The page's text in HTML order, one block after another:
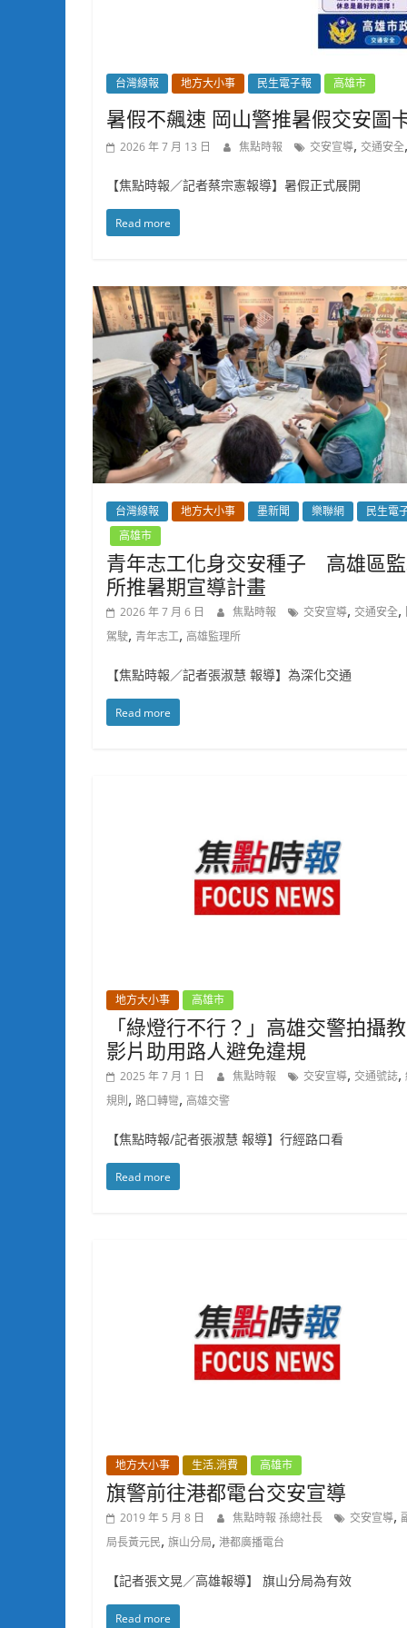
台灣線報 地方大小事 民生電子報 高雄市
暑假不飆速 岡山警推暑假交安
2026 年 7 月 13 日 焦點時報 交安宣導, 交通安全
【焦點時報／記者蔡宗憲報導】暑假正式展開
Read more
台灣線報 地方大小事 墨新聞 樂聯網
民生電
高雄市
青年志工化身交安種子 高雄區
所推暑期宣導計畫
2026 年 7 月 6 日 焦點時報 交安宣導, 交通安全,
駕駛, 青年志工, 高雄監理所
【焦點時報／記者張淑慧 報導】為深化交通
Read more
地方大小事 高雄市
「綠燈行不行？」高雄交警拍攝
影片助用路人避免違規
2025 年 7 月 1 日 焦點時報 交安宣導, 交通號誌,
規則, 路口轉彎, 高雄交警
【焦點時報/記者張淑慧 報導】行經路口看
Read more
地方大小事 生活.消費 高雄市
旗警前往港都電台交安宣導
2019 年 5 月 8 日 焦點時報 孫總社長 交安宣導,
局長黃元民, 旗山分局, 港都廣播電台
【記者張文晃／高雄報導】 旗山分局為有效
Read more